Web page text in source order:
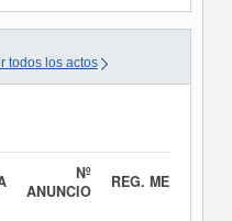
todos los actos
Nº
ANUNCIO
REG. MERC.